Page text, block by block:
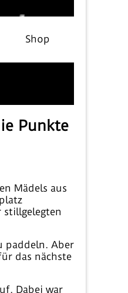
Shop
Punkte
Mädels aus
stillgelegten
paddeln. Aber
das nächste
Dabei war